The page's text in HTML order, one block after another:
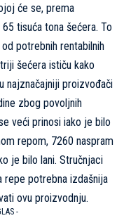
će se, prema
tisuća tona šećera. To
potrebnih rentabilnih
šećera ističu kako
najznačajniji proizvođači
zbog povoljnih
veći prinosi iako je bilo
repom, 7260 naspram
je bilo lani. Stručnjaci
repe potrebna izdašnija
ovu proizvodnju.
-